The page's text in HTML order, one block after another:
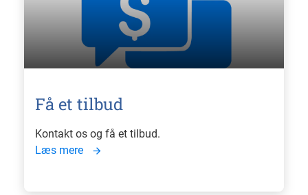
Få et tilbud
Kontakt os og få et tilbud.
Læs mere